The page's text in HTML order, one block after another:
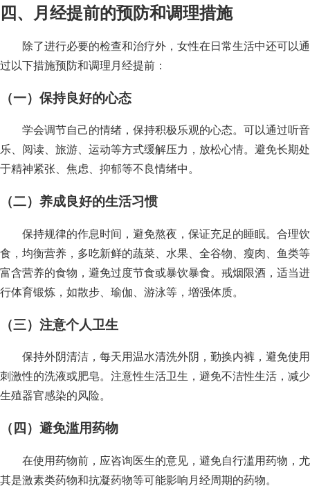
四、月经提前的预防和调理措施
除了进行必要的检查和治疗外，女性在日常生活中还可以通
过以下措施预防和调理月经提前：
（一）保持良好的心态
学会调节自己的情绪，保持积极乐观的心态。可以通过听音
乐、阅读、旅游、运动等方式缓解压力，放松心情。避免长期处
于精神紧张、焦虑、抑郁等不良情绪中。
（二）养成良好的生活习惯
保持规律的作息时间，避免熬夜，保证充足的睡眠。合理饮
食，均衡营养，多吃新鲜的蔬菜、水果、全谷物、瘦肉、鱼类等
富含营养的食物，避免过度节食或暴饮暴食。戒烟限酒，适当进
行体育锻炼，如散步、瑜伽、游泳等，增强体质。
（三）注意个人卫生
保持外阴清洁，每天用温水清洗外阴，勤换内裤，避免使用
刺激性的洗液或肥皂。注意性生活卫生，避免不洁性生活，减少
生殖器官感染的风险。
（四）避免滥用药物
在使用药物前，应咨询医生的意见，避免自行滥用药物，尤
其是激素类药物和抗凝药物等可能影响月经周期的药物。